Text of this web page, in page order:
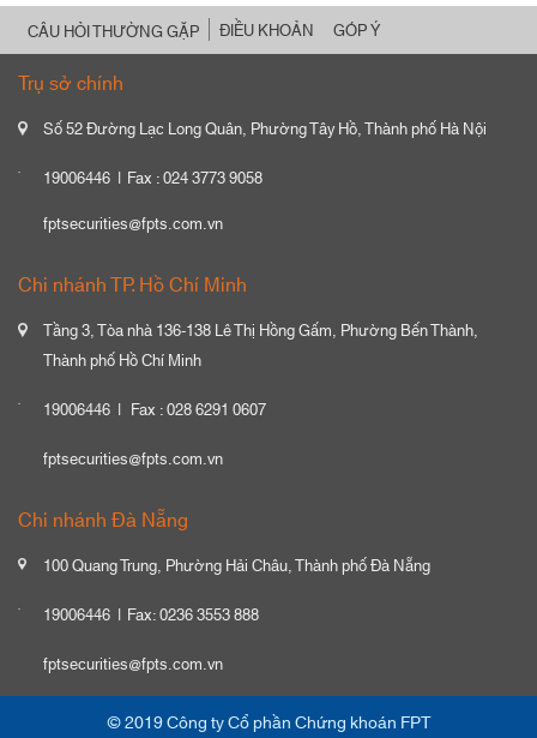
CÂU HỎI THƯỜNG GẶP ĐIỀU KHOẢN GÓP Ý
Trụ sở chính
Số 52 Đường Lạc Long Quân, Phường Tây Hồ, Thành phố Hà Nội
19006446
Fax : 024 3773 9058
fptsecurities@fpts.com.vn
Chi nhánh TP. Hồ Chí Minh
Tầng 3, Tòa nhà 136-138 Lê Thị Hồng Gấm, Phường Bến Thành,
Thành phố Hồ Chí Minh
19006446
Fax : 028 6291 0607
fptsecurities@fpts.com.vn
Chi nhánh Đà Nẵng
100 Quang Trung, Phường Hải Châu, Thành phố Đà Nẵng
19006446
Fax: 0236 3553 888
fptsecurities@fpts.com.vn
© 2019 Công ty Cổ phần Chứng khoán FPT